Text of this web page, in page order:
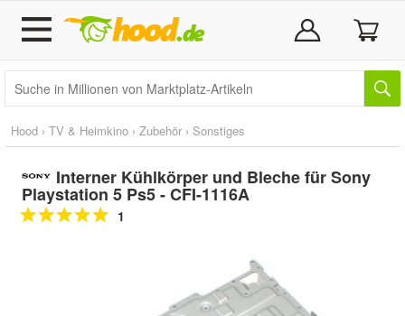
Hood › TV & Heimkino › Zubehör › Sonstiges
Interner Kühlkörper und Bleche für Sony
Playstation 5 Ps5 - CFI-1116A
1